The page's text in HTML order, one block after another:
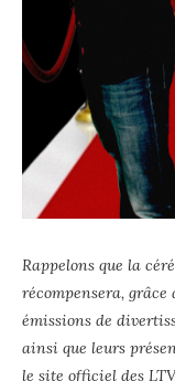
Rappelons que la
récompensera,
émissions de
ainsi que leurs
le site officiel des